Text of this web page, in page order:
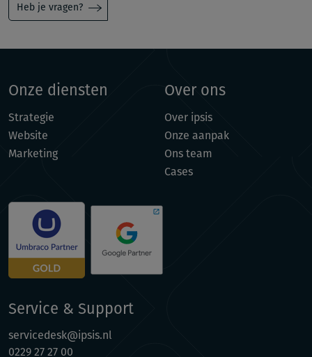
Heb je vragen?
Onze diensten
Strategie
Website
Marketing
Over ons
Over ipsis
Onze aanpak
Ons team
Cases
Service & Support
servicedesk@ipsis.nl
0229 27 27 00